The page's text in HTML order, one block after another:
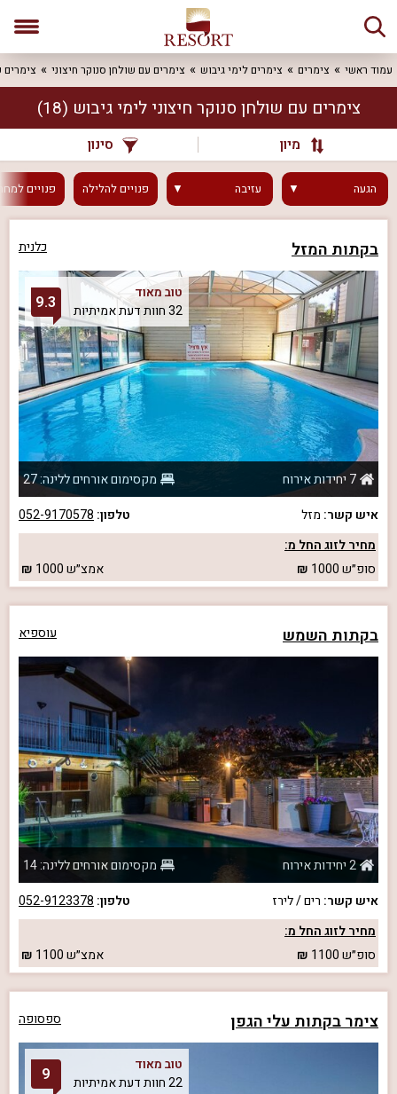
עמוד ראשי צימרים צימרים לימי גיבוש צימרים עם שולחן סנוקר חיצוני צימרים
צימרים עם שולחן סנוקר חיצוני לימי גיבוש (18)
מיון סינון
הגעה עזיבה פנוייםלהלילה פנויים
בקתות המזל כלנית
טוב מאוד
32 חוות דעת אמיתיות
9.3
7 יחידות אירוח
מקסימום אורחים ללינה: 27
איש קשר: מזל טלפון: 052-9170578
מחיר לזוג החל מ:
סופ״ש1000 אמצ״ש1000
בקתות השמש עוספיא
2 יחידות אירוח
מקסימום אורחים ללינה: 14
איש קשר: רים / לירז טלפון: 052-9123378
מחיר לזוג החל מ:
סופ״ש1100 אמצ״ש1100
צימר בקתות עלי הגפן ספסופה
טוב מאוד
22 חוות דעת אמיתיות
9